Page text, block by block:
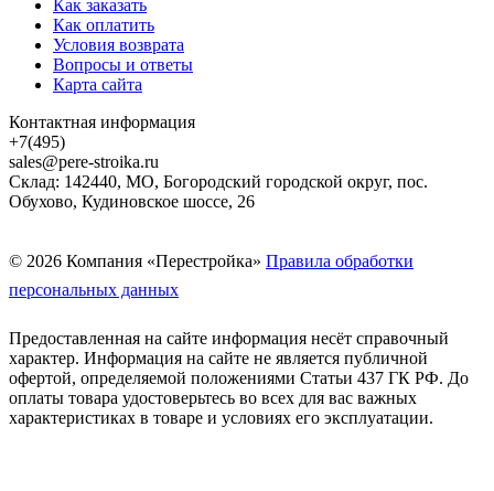
Как заказать
Как оплатить
Условия возврата
Вопросы и ответы
Карта сайта
Контактная информация
+7(495)
sales@pere-stroika.ru
Склад: 142440, МО, Богородский городской округ, пос.
Обухово, Кудиновское шоссе, 26
© 2026 Компания «Перестройка» Правила обработки
персональных данных
Предоставленная на сайте информация несёт справочный
характер. Информация на сайте не является публичной
офертой, определяемой положениями Статьи 437 ГК РФ. До
оплаты товара удостоверьтесь во всех для вас важных
характеристиках в товаре и условиях его эксплуатации.